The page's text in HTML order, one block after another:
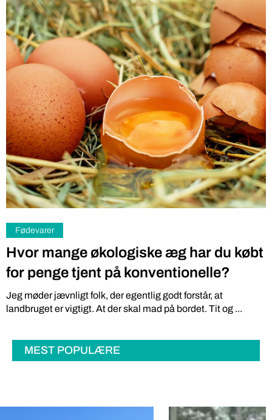
Fødevarer
Hvor mange økologiske æg har du købt
for penge tjent på konventionelle?
Jeg møder jævnligt folk, der egentlig godt forstår, at
landbruget er vigtigt. At der skal mad på bordet. Tit og ...
MEST POPULÆRE